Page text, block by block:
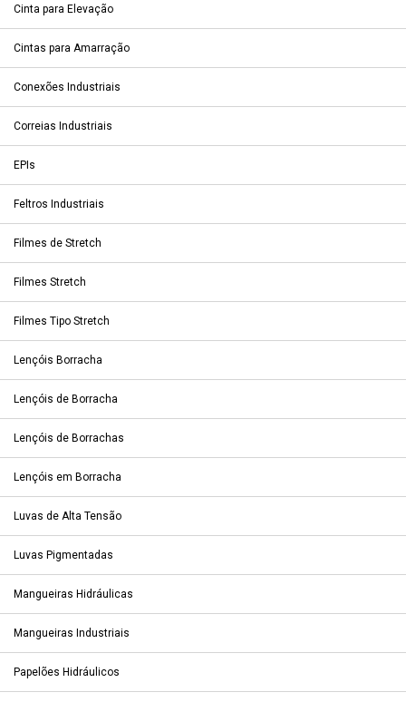
Cinta para Elevação
Cintas para Amarração
Conexões Industriais
Correias Industriais
EPIs
Feltros Industriais
Filmes de Stretch
Filmes Stretch
Filmes Tipo Stretch
Lençóis Borracha
Lençóis de Borracha
Lençóis de Borrachas
Lençóis em Borracha
Luvas de Alta Tensão
Luvas Pigmentadas
Mangueiras Hidráulicas
Mangueiras Industriais
Papelões Hidráulicos